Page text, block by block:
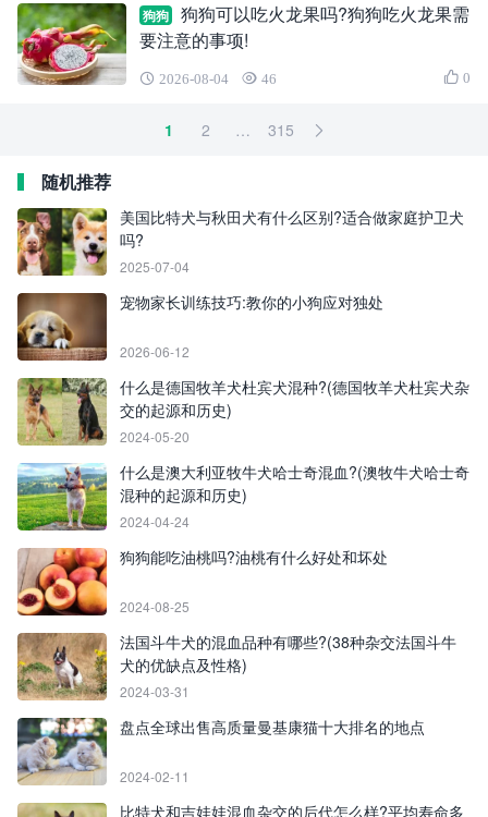
狗狗
狗狗可以吃火龙果吗?狗狗吃火龙果需
要注意的事项!
2026-08-04 46 0
1 2 … 315
随机推荐
美国比特犬与秋田犬有什么区别?适合做家庭护卫犬
吗?
2025-07-04
宠物家长训练技巧:教你的小狗应对独处
2026-06-12
什么是德国牧羊犬杜宾犬混种?(德国牧羊犬杜宾犬杂
交的起源和历史)
2024-05-20
什么是澳大利亚牧牛犬哈士奇混血?(澳牧牛犬哈士奇
混种的起源和历史)
2024-04-24
狗狗能吃油桃吗?油桃有什么好处和坏处
2024-08-25
法国斗牛犬的混血品种有哪些?(38种杂交法国斗牛
犬的优缺点及性格)
2024-03-31
盘点全球出售高质量曼基康猫十大排名的地点
2024-02-11
比特犬和吉娃娃混血杂交的后代怎么样?平均寿命多